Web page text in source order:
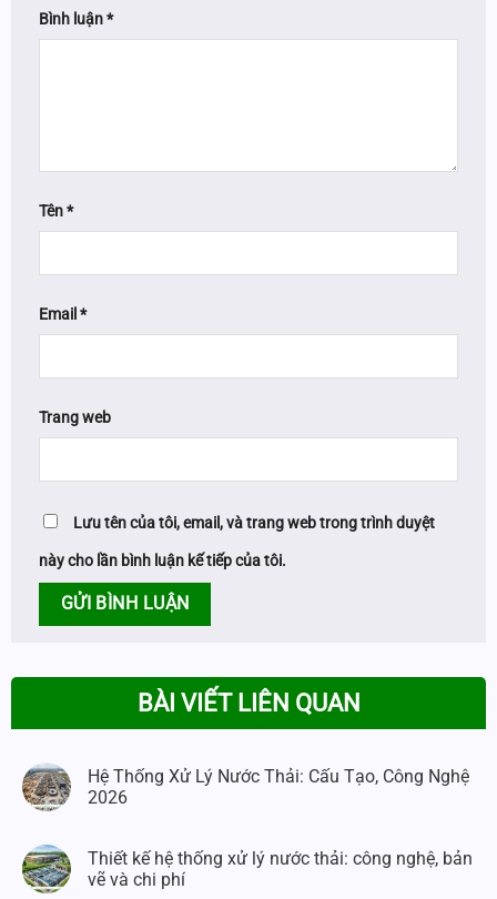
Bình luận*
Tên*
Email *
Trang web
Lưu tên của tôi, email, và trang web trong trình duyệt
này cho lần bình luận kế tiếp của tôi.
BÀI VIẾT LIÊN QUAN
Hệ Thống Xử Lý Nước Thải: Cấu Tạo, Công Nghệ
2026
Thiết kế hệ thống xử lý nước thải: công nghệ, bản
vẽ và chi phí